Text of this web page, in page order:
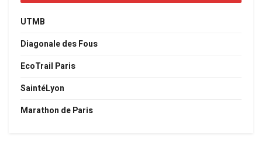
UTMB
Diagonale des Fous
EcoTrail Paris
SaintéLyon
Marathon de Paris